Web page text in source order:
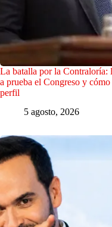
La batalla por la Contraloría:
a prueba el Congreso y
perfil
5 agosto, 2026